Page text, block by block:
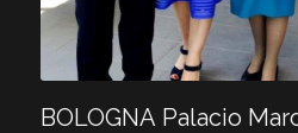
BOLOGNA Palacio